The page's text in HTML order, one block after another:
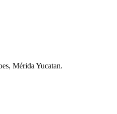
Mérida Yucatan.